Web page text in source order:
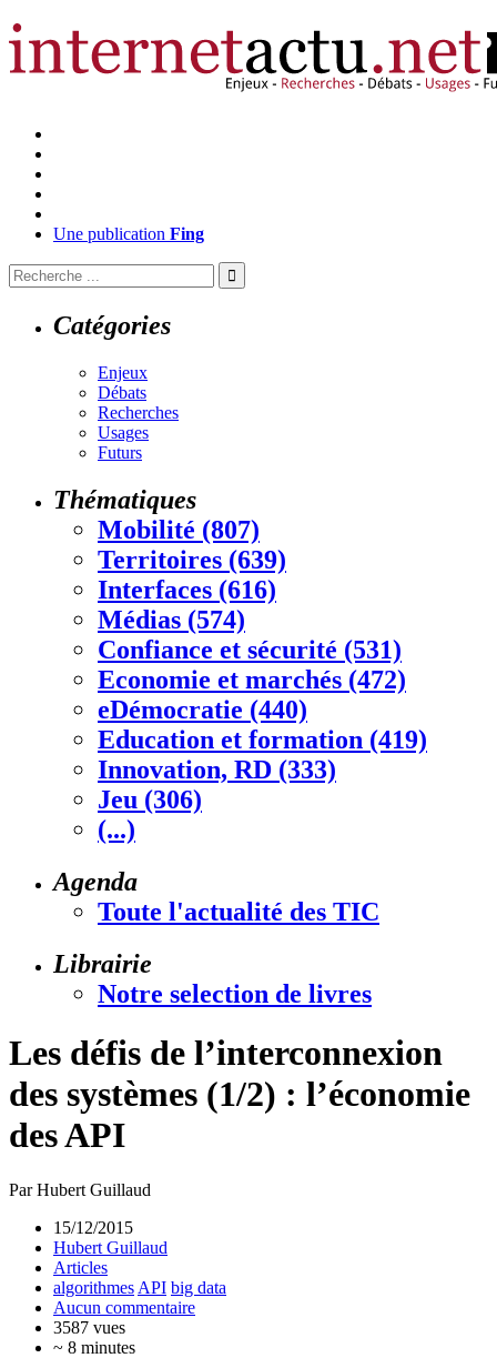
Une publication Fing
Catégories
Enjeux
Débats
Recherches
Usages
Futurs
Thématiques
Mobilité (807)
Territoires (639)
Interfaces (616)
Médias (574)
Confiance et sécurité (531)
Economie et marchés (472)
eDémocratie (440)
Education et formation (419)
Innovation, RD (333)
Jeu (306)
(...)
Agenda
Toute l'actualité des TIC
Librairie
Notre selection de livres
Les défis de l’interconnexion
des systèmes (1/2) : l’économie
des API
Par Hubert Guillaud
15/12/2015
Hubert Guillaud
Articles
algorithmes API big data
Aucun commentaire
3587 vues
~ 8 minutes